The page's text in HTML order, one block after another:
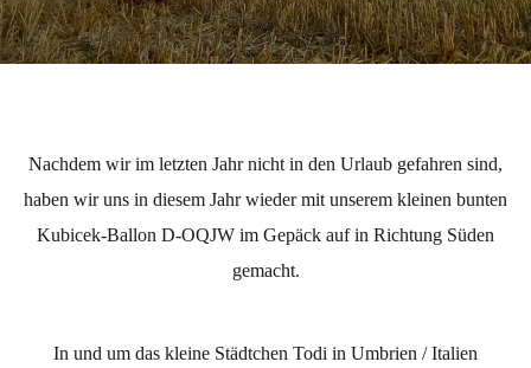
Nachdem wir im letzten Jahr nicht in den Urlaub gefahren sind,
haben wir uns in diesem Jahr wieder mit unserem kleinen bunten
Kubicek-Ballon D-OQJW im Gepäck auf in Richtung Süden
gemacht.
In und um das kleine Städtchen Todi in Umbrien / Italien